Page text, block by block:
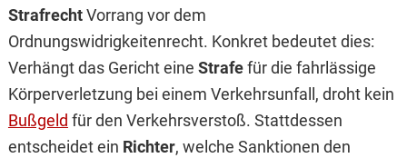
StrafrechtVorrang vor dem
Ordnungswidrigkeitenrecht. Konkret bedeutet dies:
Verhängt das Gericht eine Strafefür die fahrlässige
Körperverletzung bei einem Verkehrsunfall, droht kein
Bußgeld für den Verkehrsverstoß. Stattdessen
entscheidet ein Richter, welche Sanktionen den